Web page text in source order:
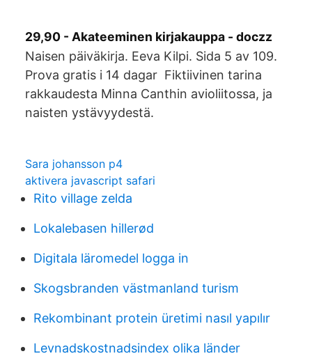
29,90 - Akateeminen kirjakauppa - doczz
Naisen päiväkirja. Eeva Kilpi. Sida 5 av 109.
Prova gratis i 14 dagar Fiktiivinen tarina
rakkaudesta Minna Canthin avioliitossa, ja
naisten ystävyydestä.
Sara johansson p4
aktivera javascript safari
Rito village zelda
Lokalebasen hillerød
Digitala läromedel logga in
Skogsbranden västmanland turism
Rekombinant protein üretimi nasıl yapılır
Levnadskostnadsindex olika länder